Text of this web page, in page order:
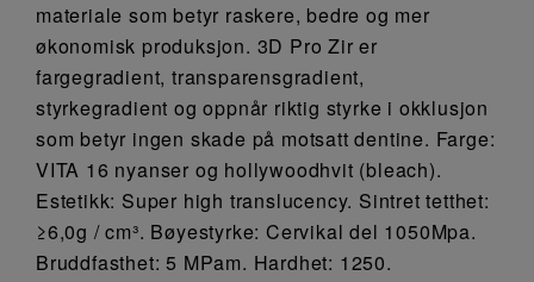
materiale som betyr raskere, bedre og mer
økonomisk produksjon. 3D Pro Zir er
fargegradient, transparensgradient,
styrkegradient og oppnår riktig styrke i okklusjon
som betyr ingen skade på motsatt dentine. Farge:
VITA 16 nyanser og hollywoodhvit (bleach).
Estetikk: Super high translucency. Sintret tetthet:
≥6,0g / cm³. Bøyestyrke: Cervikal del 1050Mpa.
Bruddfasthet: 5 MPam. Hardhet: 1250.